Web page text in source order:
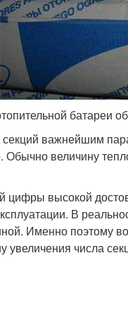
батареи
важнейшим
величину
цифры высокой
В
Именно поэтому
увеличения числа